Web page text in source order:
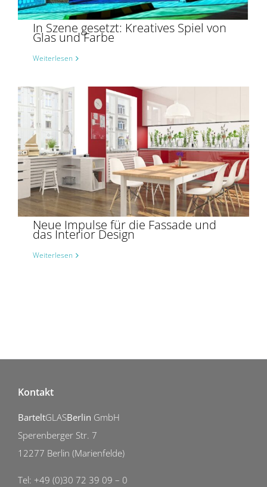
In Szene gesetzt: Kreatives Spiel von
Glas und Farbe
Weiterlesen
Neue Impulse für die Fassade und
das Interior Design
Weiterlesen
Kontakt
BarteltGLASBerlin GmbH
Sperenberger Str. 7
12277 Berlin (Marienfelde)
Tel: +49 (0)30 72 39 09 – 0